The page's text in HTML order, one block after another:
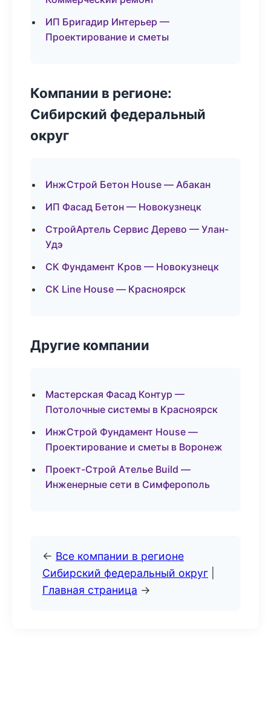
ИП Бригадир Интерьер —
Проектирование и сметы
Компании в регионе:
Сибирский федеральный
округ
ИнжСтрой Бетон House — Абакан
ИП Фасад Бетон — Новокузнецк
СтройАртель Сервис Дерево — Улан-
Удэ
СК Фундамент Кров — Новокузнецк
СК Line House — Красноярск
Другие компании
Мастерская Фасад Контур —
Потолочные системы в Красноярск
ИнжСтрой Фундамент House —
Проектирование и сметы в Воронеж
Проект-Строй Ателье Build —
Инженерные сети в Симферополь
← Все компании в регионе
Сибирский федеральный округ
Главная страница →